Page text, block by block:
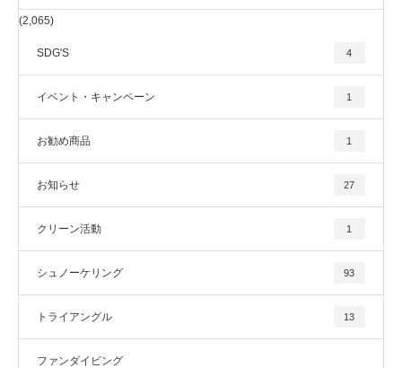
(2,065)
SDG'S 4
イベント・キャンペーン 1
お勧め商品 1
お知らせ 27
クリーン活動 1
シュノーケリング 93
トライアングル 13
ファンダイビング